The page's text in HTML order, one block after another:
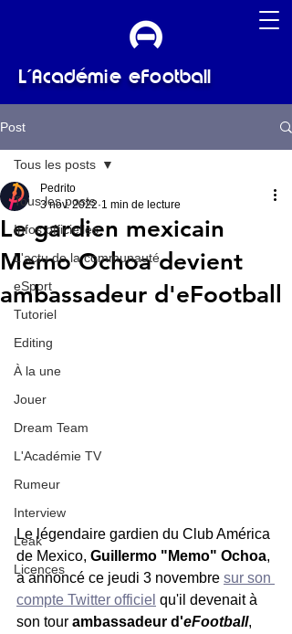
L'Académie eFootball
Post
Tous les posts
Infos officielles
L'actu de la communauté
eSport
Tutoriel
Editing
À la une
Jouer
Dream Team
L'Académie TV
Rumeur
Interview
Leak
Licences
Tous les posts
Le gardien mexicain
Memo Ochoa devient
ambassadeur d'eFootball
Pedrito
3 nov. 2022 1 min de lecture
Le légendaire gardien du Club América
de Mexico, Guillermo "Memo" Ochoa,
a annoncé ce jeudi 3 novembre sur son
compte Twitter officiel qu'il devenait à
son tour ambassadeur d'eFootball,